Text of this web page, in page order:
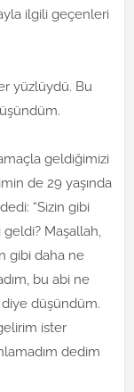
ilgili geçenleri
yüzlüydü. Bu
amaçla geldiğimizi
de 29 yaşında
“Sizin gibi
geldi? Maşallah,
gibi daha ne
bu abi ne
düşündüm.
ister
dedim